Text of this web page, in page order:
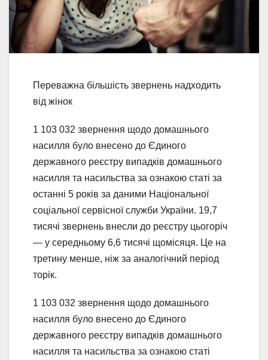
Переважна більшість звернень надходить
від жінок
1 103 032 звернення щодо домашнього
насилля було внесено до Єдиного
державного реєстру випадків домашнього
насилля та насильства за ознакою статі за
останні 5 років за даними Національної
соціальної сервісної служби України. 19,7
тисячі звернень внесли до реєстру цьогоріч
— у середньому 6,6 тисячі щомісяця. Це на
третину менше, ніж за аналогічний період
торік.
1 103 032 звернення щодо домашнього
насилля було внесено до Єдиного
державного реєстру випадків домашнього
насилля та насильства за ознакою статі